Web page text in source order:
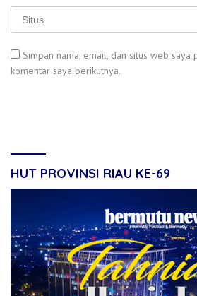
Simpan nama, email, dan situs web saya
komentar saya berikutnya.
HUT PROVINSI RIAU KE-69